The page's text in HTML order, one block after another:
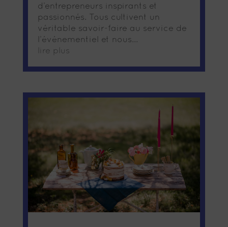
d’entrepreneurs inspirants et
passionnés. Tous cultivent un
véritable savoir-faire au service de
l’événementiel et nous...
lire plus